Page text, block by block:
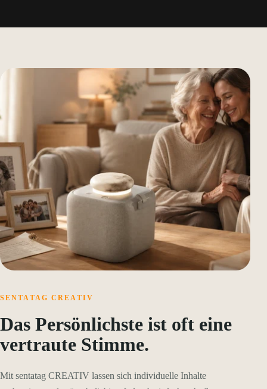
SENTATAG CREATIV
Das Persönlichste ist oft eine
vertraute Stimme.
Mit sentatag CREATIV lassen sich individuelle Inhalte